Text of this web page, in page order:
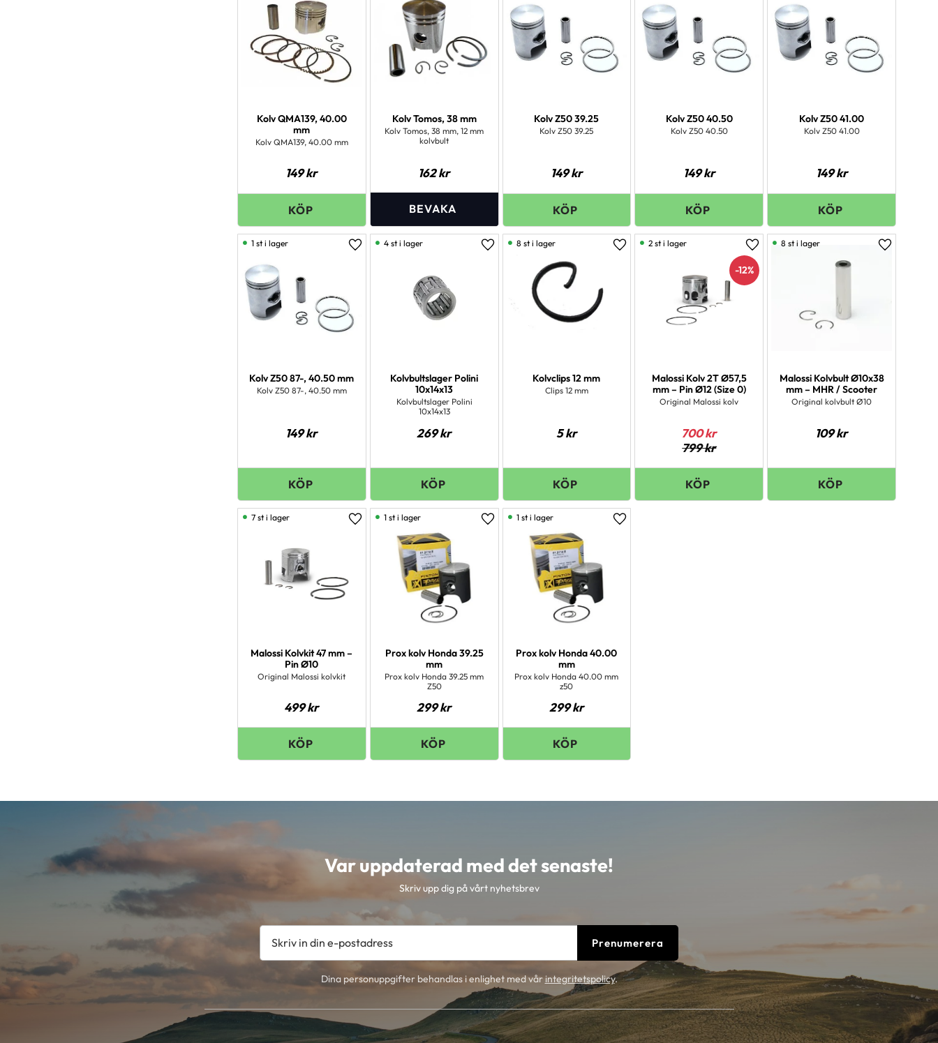
Kolv QMA139, 40.00
mm
Kolv QMA139, 40.00 mm
149kr
Kolv Tomos, 38 mm
Kolv Tomos, 38 mm, 12 mm
kolvbult
162kr
Kolv Z50 39.25
Kolv Z50 39.25
149kr
Kolv Z50 40.50
Kolv Z50 40.50
149kr
Kolv Z50 41.00
Kolv Z50 41.00
149kr
Kolv Z50 87-, 40.50 mm
Kolv Z50 87-, 40.50 mm
149kr
Lägg till i favoriter
1 st i lager
Kolvbultslager Polini
10x14x13
Kolvbultslager Polini
10x14x13
269kr
Lägg till i favoriter
4 st i lager
Kolvclips 12 mm
Clips 12 mm
5kr
Lägg till i favoriter
8 st i lager
Malossi Kolv 2T Ø57,5
mm – Pin Ø12 (Size 0)
Original Malossi kolv
700kr
799kr
12%
Lägg till i favoriter
2 st i lager
Malossi Kolvbult Ø10x38
mm – MHR / Scooter
Original kolvbult Ø10
109kr
Lägg till i
8 st i lager
Malossi Kolvkit 47 mm –
Pin Ø10
Original Malossi kolvkit
499kr
Lägg till i favoriter
7 st i lager
Prox kolv Honda 39.25
mm
Prox kolv Honda 39.25 mm
Z50
299kr
Lägg till i favoriter
1 st i lager
Prox kolv Honda 40.00
mm
Prox kolv Honda 40.00 mm
z50
299kr
Lägg till i favoriter
1 st i lager
Var uppdaterad med det senaste!
Skriv upp dig på vårt nyhetsbrev
Prenumerera
Dina personuppgifter behandlas i enlighet med vårintegritetspolicy.